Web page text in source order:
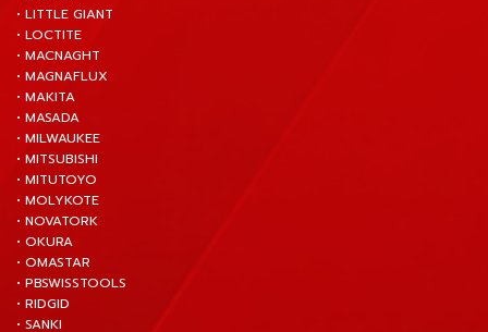
• LITTLE GIANT
• LOCTITE
• MACNAGHT
• MAGNAFLUX
• MAKITA
• MASADA
• MILWAUKEE
• MITSUBISHI
• MITUTOYO
• MOLYKOTE
• NOVATORK
• OKURA
• OMASTAR
• PBSWISSTOOLS
• RIDGID
• SANKI